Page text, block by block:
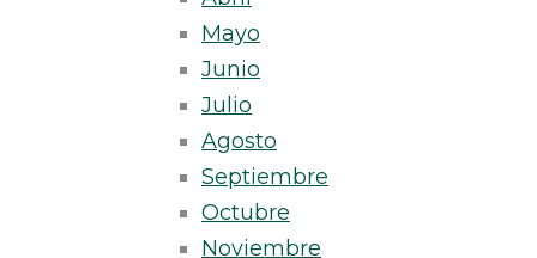
Mayo
Junio
Julio
Agosto
Septiembre
Octubre
Noviembre